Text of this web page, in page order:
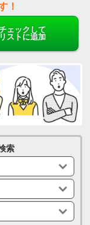
！
ェックして
リストに追加
索